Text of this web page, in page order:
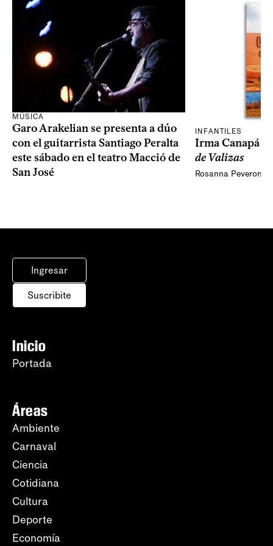
MÚSICA
Garo Arakelian se presenta a dúo
con el guitarrista Santiago Peralta
este sábado en el teatro Macció de
San José
INFANTILES
Irma Canapá
de Valizas
Rosanna Peveroni
Ingresar
Suscribite
Inicio
Portada
Áreas
Ambiente
Carnaval
Ciencia
Cotidiana
Cultura
Deporte
Economía